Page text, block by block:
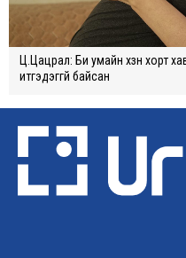
Ц.Цацрал: Би умайн хүзүүн хорт
итгэдэггүй байсан